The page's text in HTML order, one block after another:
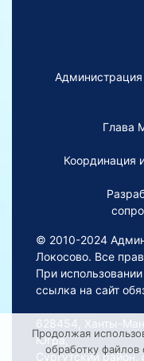
Администрация
Глава
Координация
© 2010-2024
Локосово. Все
При
ссылка на сайт
628454, Ханты-
Югра,
Сургутский район,
Продолжая
обработку файлов